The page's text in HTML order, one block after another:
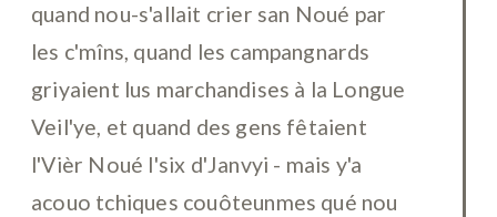
quand nou-s'allait crier san Noué par
les c'mîns, quand les campangnards
griyaient lus marchandises à la Longue
Veil'ye, et quand des gens fêtaient
l'Vièr Noué l'six d'Janvyi - mais y'a
acouo tchiques couôteunmes qué nou